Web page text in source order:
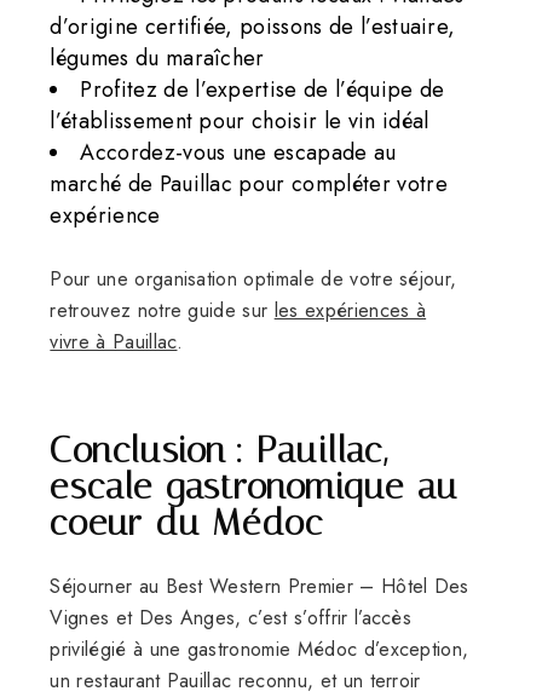
d’origine certifiée, poissons de l’estuaire,
légumes du maraîcher
Profitez de l’expertise de l’équipe de
l’établissement pour choisir le vin idéal
Accordez-vous une escapade au
marché de Pauillac pour compléter votre
expérience
Pour une organisation optimale de votre séjour,
retrouvez notre guide sur les expériences à
vivre à Pauillac.
Conclusion : Pauillac,
escale gastronomique au
coeur du Médoc
Séjourner au Best Western Premier – Hôtel Des
Vignes et Des Anges, c’est s’offrir l’accès
privilégié à une gastronomie Médoc d’exception,
un restaurant Pauillac reconnu, et un terroir